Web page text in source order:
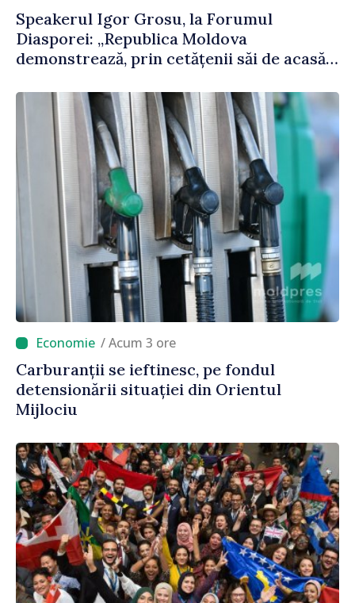
Speakerul Igor Grosu, la Forumul
Diasporei: „Republica Moldova
demonstrează, prin cetățenii săi de acasă
parte a marii familii europene”
/ Acum 3 ore
Carburanții se ieftinesc, pe fondul
detensionării situației din Orientul
Mijlociu